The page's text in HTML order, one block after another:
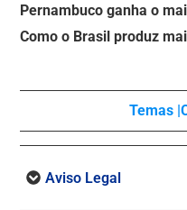
Pernambuco ganha o
Como o Brasil produz
Temas |
Aviso Legal